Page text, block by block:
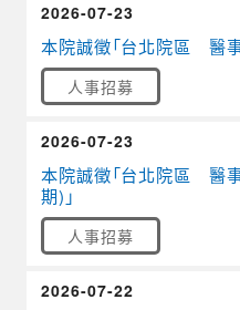
本院誠徵「台北院區 醫
人事招募
2026-07-23
本院誠徵「台北院區 醫
期)」
人事招募
2026-07-23
2026-07-22